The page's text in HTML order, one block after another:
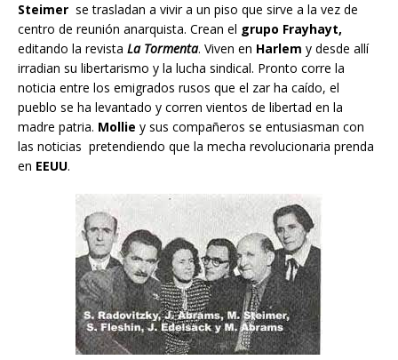
Steimer se trasladan a vivir a un piso que sirve a la vez de
centro de reunión anarquista. Crean el grupo Frayhayt,
editando la revista La Tormenta. Viven en Harlem y desde allí
irradian su libertarismo y la lucha sindical. Pronto corre la
noticia entre los emigrados rusos que el zar ha caído, el
pueblo se ha levantado y corren vientos de libertad en la
madre patria. Mollie y sus compañeros se entusiasman con
las noticias pretendiendo que la mecha revolucionaria prenda
en EEUU.